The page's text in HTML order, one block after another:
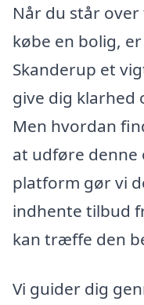
Når du står
købe en bolig,
Skanderup et
give dig klarhed
Men hvordan
at udføre denne
platform gør vi
indhente tilbud
kan træffe den
Vi guider dig